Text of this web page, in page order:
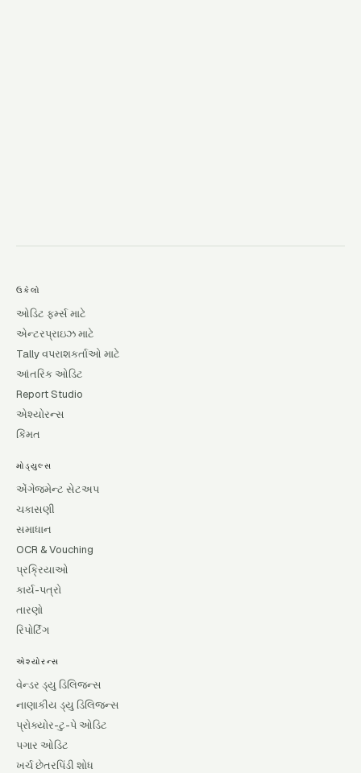
ઉકેલો
ઓડિટ ફર્મ્સ માટે
એન્ટરપ્રાઇઝ માટે
Tally વપરાશકર્તાઓ માટે
આંતરિક ઓડિટ
Report Studio
એશ્યોરન્સ
કિંમત
મોડ્યુલ્સ
એંગેજમેન્ટ સેટઅપ
ચકાસણી
સમાધાન
OCR & Vouching
પ્રક્રિયાઓ
કાર્ય-પત્રો
તારણો
રિપોર્ટિંગ
એશ્યોરન્સ
વેન્ડર ડ્યુ ડિલિજન્સ
નાણાકીય ડ્યુ ડિલિજન્સ
પ્રોક્યોર-ટુ-પે ઓડિટ
પગાર ઓડિટ
ખર્ચ છેતરપિંડી શોધ